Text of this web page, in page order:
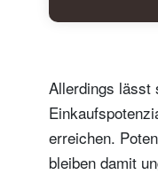
Allerdings lässt
erreichen.
bleiben damit